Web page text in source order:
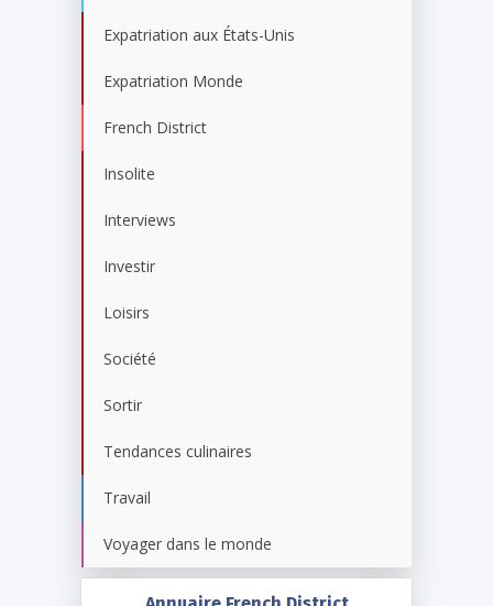
Expatriation aux États-Unis
Expatriation Monde
French District
Insolite
Interviews
Investir
Loisirs
Société
Sortir
Tendances culinaires
Travail
Voyager dans le monde